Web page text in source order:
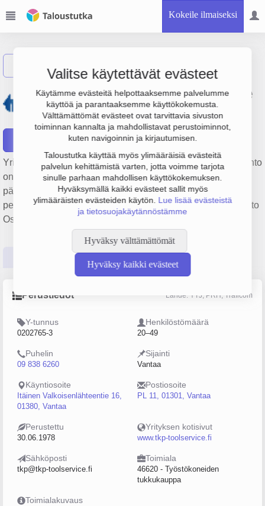
Kokeile ilmaiseksi
Valitse käytettävät evästeet
Käytämme evästeitä helpottaaksemme palvelumme
käyttöä ja parantaaksemme käyttökokemusta.
Välttämättömät evästeet ovat tarvittavia sivuston
toiminnan kannalta ja mahdollistavat perustoiminnot,
kuten navigoinnin ja kirjautumisen.
Taloustutka käyttää myös ylimääräisiä evästeitä
palvelun kehittämistä varten, jotta voimme tarjota
sinulle parhaan mahdollisen käyttökokemuksen.
Hyväksymällä kaikki evästeet sallit myös
ylimääräisten evästeiden käytön. Lue lisää evästeistä
ja tietosuojakäytännöstämme
Hyväksy välttämättömät
Hyväksy kaikki evästeet
Työkalupalvelu-Toolservice
Grönblom Oy
Yrityksen Työkalupalvelu-Toolservice Grönblom Oy liikevaihto
on 10.1 milj. €, tulos 832 000 € ja henkilöstömäärä 27. Sen
päätoimiala on Työstökoneiden tukkukauppa,
perustamisvuosi 1978 ja sijainti Vantaa. Yrityksen yhtiömuoto
Osakeyhtiö (OY).
Päättäjätiedot
Perustiedot Lähde: YTJ, PRH, Traficom
Y-tunnus
0202765-3
Henkilöstömäärä
20–49
Puhelin
09 838 6260
Sijainti
Vantaa
Käyntiosoite
Itäinen Valkoisenlähteentie 16,
01380, Vantaa
Postiosoite
PL 11, 01301, Vantaa
Perustettu
30.06.1978
Yrityksen kotisivut
www.tkp-toolservice.fi
Sähköposti
tkp@tkp-toolservice.fi
Toimiala
46620 - Työstökoneiden
tukkukauppa
Toimialakuvaus